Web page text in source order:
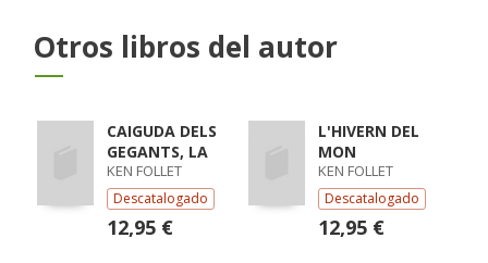
Otros libros del autor
CAIGUDA DELS
GEGANTS, LA
KEN FOLLET
Descatalogado
12,95 €
L'HIVERN DEL
MON
KEN FOLLET
Descatalogado
12,95 €